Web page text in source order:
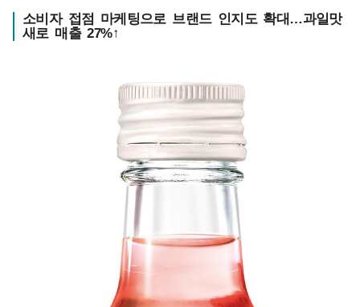
소비자 접점 마케팅으로 브랜드 인지도 확대…과일맛
새로 매출 27%↑